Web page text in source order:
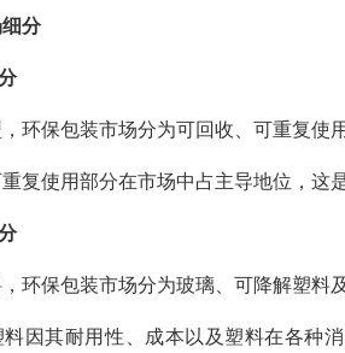
分
环保包装市场分为可回收、可重复使
重复使用部分在市场中占主导地位，这
环保包装市场分为玻璃、可降解塑料
料因其耐用性、成本以及塑料在各种